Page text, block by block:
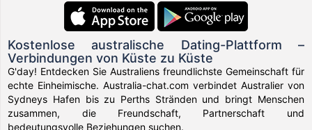
Kostenlose australische Dating-Plattform –
Verbindungen von Küste zu Küste
G'day! Entdecken Sie Australiens freundlichste Gemeinschaft für
echte Einheimische. Australia-chat.com verbindet Australier von
Sydneys Hafen bis zu Perths Stränden und bringt Menschen
zusammen, die Freundschaft, Partnerschaft und
bedeutungsvolle Beziehungen suchen.